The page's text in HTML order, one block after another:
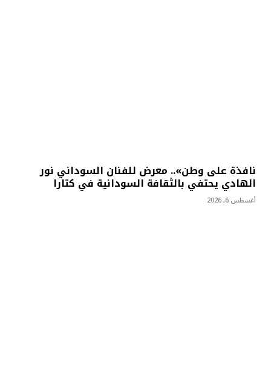
نافذة على وطن».. معرض للفنان السوداني نور
الهادي يحتفي بالثقافة السودانية في كتارا
أغسطس 6, 2026